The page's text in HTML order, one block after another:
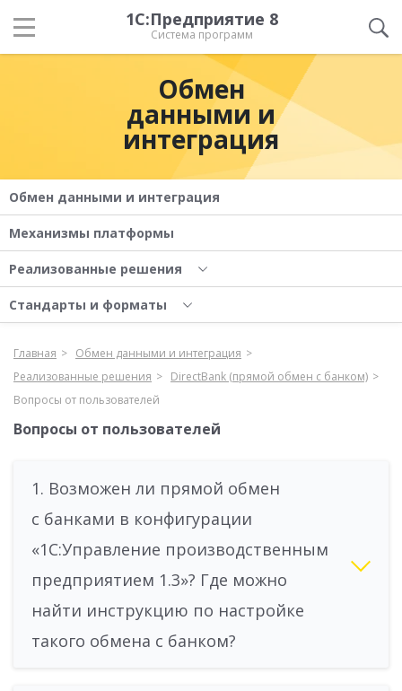
1С:Предприятие 8
Система программ
Обмен
данными и
интеграция
Обмен данными и интеграция
Механизмы платформы
Реализованные решения
Стандарты и форматы
Главная
Обмен данными и интеграция
Реализованные решения
DirectBank (прямой обмен с банком)
Вопросы от пользователей
Вопросы от пользователей
1. Возможен ли прямой обмен
с банками в конфигурации
«1С:Управление производственным
предприятием 1.3»? Где можно
найти инструкцию по настройке
такого обмена с банком?